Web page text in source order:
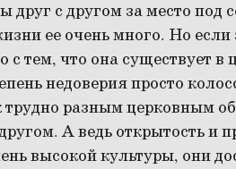
друг с другом за место
ее очень много. Но если
с тем, что она существует в
недоверия просто
трудно разным церковным
А ведь открытость и
высокой культуры, они